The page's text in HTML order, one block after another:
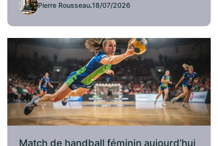
Pierre Rousseau.18/07/2026
Match de handball féminin aujourd’hui